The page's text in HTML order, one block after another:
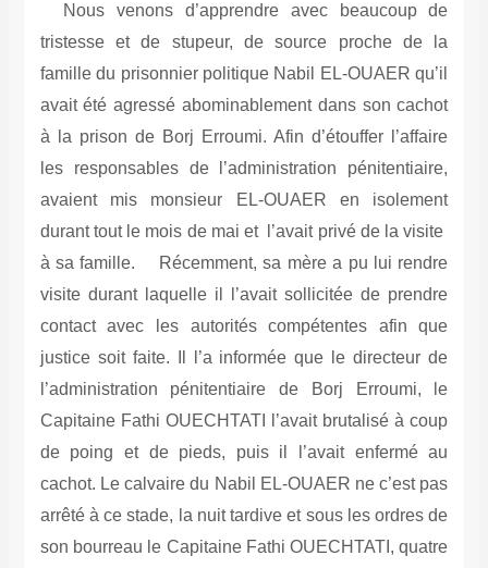
Nous venons d’apprendre avec beaucoup de
tristesse et de stupeur, de source proche de la
famille du prisonnier politique Nabil EL-OUAER qu’il
avait été agressé abominablement dans son cachot
à la prison de Borj Erroumi. Afin d’étouffer l’affaire
les responsables de l’administration pénitentiaire,
avaient mis monsieur EL-OUAER en isolement
durant tout le mois de mai et l’avait privé de la visite
à sa famille. Récemment, sa mère a pu lui rendre
visite durant laquelle il l’avait sollicitée de prendre
contact avec les autorités compétentes afin que
justice soit faite. Il l’a informée que le directeur de
l’administration pénitentiaire de Borj Erroumi, le
Capitaine Fathi OUECHTATI l’avait brutalisé à coup
de poing et de pieds, puis il l’avait enfermé au
cachot. Le calvaire du Nabil EL-OUAER ne c’est pas
arrêté à ce stade, la nuit tardive et sous les ordres de
son bourreau le Capitaine Fathi OUECHTATI, quatre